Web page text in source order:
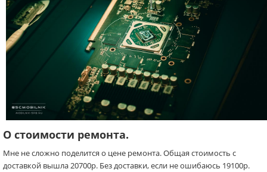
О стоимости ремонта.
Мне не сложно поделится о цене ремонта. Общая стоимость с
доставкой вышла 20700р. Без доставки, если не ошибаюсь 19100р.